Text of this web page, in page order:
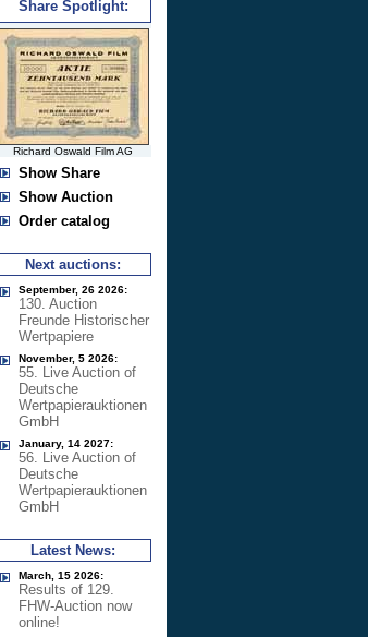
Share Spotlight:
Richard Oswald Film AG
Show Share
Show Auction
Order catalog
Next auctions:
September, 26 2026:
130. Auction
Freunde Historischer
Wertpapiere
November, 5 2026:
55. Live Auction of
Deutsche
Wertpapierauktionen
GmbH
January, 14 2027:
56. Live Auction of
Deutsche
Wertpapierauktionen
GmbH
Latest News:
March, 15 2026:
Results of 129.
FHW-Auction now
online!